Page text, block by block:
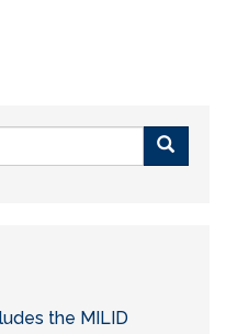
the MILID